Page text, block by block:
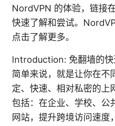
NordVPN 的体验，链接
快速了解和尝试。
点击了解更多。
Introduction: 免翻墙的快
简单来说，就是让你在不
定、快速、相对私密的上
包括：在企业、学校、公
网站，提升跨境访问速度